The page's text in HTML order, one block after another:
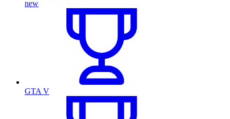
new
GTA V